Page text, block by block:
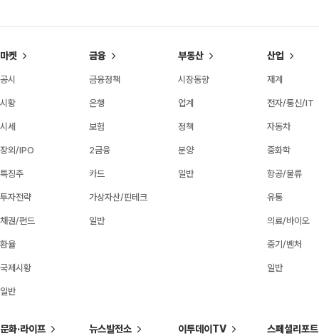
마켓
공시
시황
시세
장외/IPO
특징주
투자전략
채권/펀드
환율
국제시황
일반
금융
금융정책
은행
보험
2금융
카드
가상자산/핀테크
일반
부동산
시장동향
업계
정책
분양
일반
산업
재계
전자/통신/IT
자동차
중화학
항공/물류
유통
의료/바이오
중기/벤처
일반
문화·라이프 뉴스발전소 이투데이TV 스페셜리포트